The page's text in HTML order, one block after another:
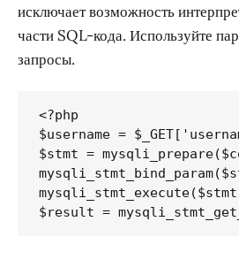
исключает возможность
части SQL-кода. Используйте
запросы.
<?php
$username =
$stmt =